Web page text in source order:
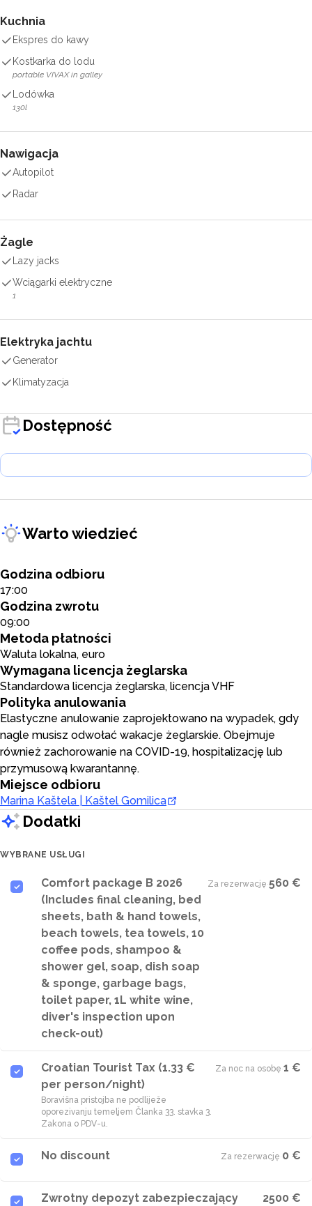
Kuchnia
Ekspres do kawy
Kostkarka do lodu
portable VIVAX in galley
Lodówka
130l
Nawigacja
Autopilot
Radar
Żagle
Lazy jacks
Wciągarki elektryczne
1
Elektryka jachtu
Generator
Klimatyzacja
Dostępność
Warto wiedzieć
Godzina odbioru
17:00
Godzina zwrotu
09:00
Metoda płatności
Waluta lokalna, euro
Wymagana licencja żeglarska
Standardowa licencja żeglarska, licencja VHF
Polityka anulowania
Elastyczne anulowanie zaprojektowano na wypadek, gdy
nagle musisz odwołać wakacje żeglarskie. Obejmuje
również zachorowanie na COVID-19, hospitalizację lub
przymusową kwarantannę.
Miejsce odbioru
Marina Kaštela | Kaštel Gomilica
Dodatki
WYBRANE USŁUGI
Comfort package B 2026
(Includes final cleaning, bed
sheets, bath & hand towels,
beach towels, tea towels, 10
coffee pods, shampoo &
shower gel, soap, dish soap
& sponge, garbage bags,
toilet paper, 1L white wine,
diver's inspection upon
check-out)
Za rezerwację·560 €
Croatian Tourist Tax (1.33 €
per person/night)
Boravišna pristojba ne podliježe
oporezivanju temeljem Članka 33. stavka 3.
Zakona o PDV-u.
Za noc na osobę·1 €
No discount Za rezerwację·0 €
Zwrotny depozyt zabezpieczający 2500 €